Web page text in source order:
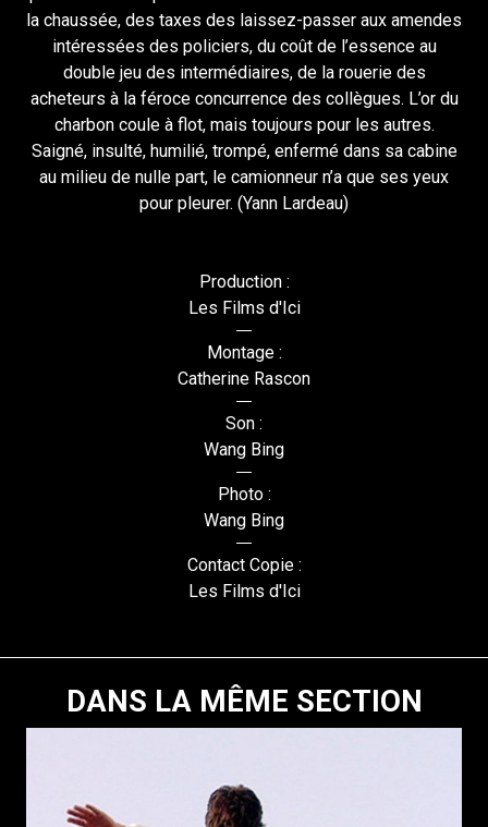
la chaussée, des taxes des laissez-passer aux amendes
intéressées des policiers, du coût de l’essence au
double jeu des intermédiaires, de la rouerie des
acheteurs à la féroce concurrence des collègues. L’or du
charbon coule à flot, mais toujours pour les autres.
Saigné, insulté, humilié, trompé, enfermé dans sa cabine
au milieu de nulle part, le camionneur n’a que ses yeux
pour pleurer. (Yann Lardeau)
Production :
Les Films d'Ici
Montage :
Catherine Rascon
Son :
Wang Bing
Photo :
Wang Bing
Contact Copie :
Les Films d'Ici
DANS LA MÊME SECTION